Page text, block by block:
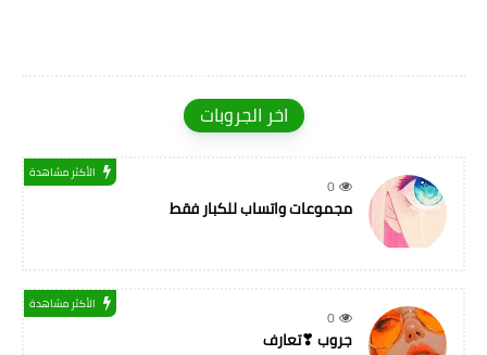
اخر الجروبات
0
الأكثر مشاهدة
مجموعات واتساب للكبار فقط
0
الأكثر مشاهدة
جروب ❣تعارف